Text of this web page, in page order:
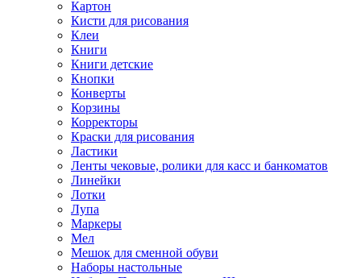
Картон
Кисти для рисования
Клеи
Книги
Книги детские
Кнопки
Конверты
Корзины
Корректоры
Краски для рисования
Ластики
Ленты чековые, ролики для касс и банкоматов
Линейки
Лотки
Лупа
Маркеры
Мел
Мешок для сменной обуви
Наборы настольные